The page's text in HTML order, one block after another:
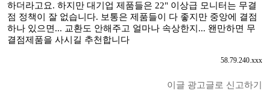
하더라고요. 하지만 대기업 제품들은 22" 이상급 모니터는 무결
점 정책이 잘 없습니다. 보통은 제품들이 다 좋지만 중앙에 결점
하나 있으면... 교환도 안해주고 얼마나 속상한지... 왠만하면 무
결점제품을 사시길 추천합니다
58.79.240.xxx
이글 광고글로 신고하기